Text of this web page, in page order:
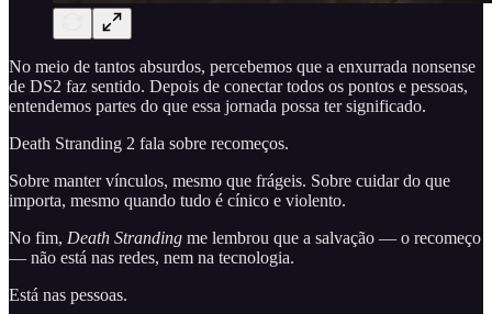
No meio de tantos absurdos, percebemos que a enxurrada nonsense
de DS2 faz sentido. Depois de conectar todos os pontos e pessoas,
entendemos partes do que essa jornada possa ter significado.
Death Stranding 2 fala sobre recomeços.
Sobre manter vínculos, mesmo que frágeis. Sobre cuidar do que
importa, mesmo quando tudo é cínico e violento.
No fim, Death Stranding me lembrou que a salvação — o recomeço
— não está nas redes, nem na tecnologia.
Está nas pessoas.